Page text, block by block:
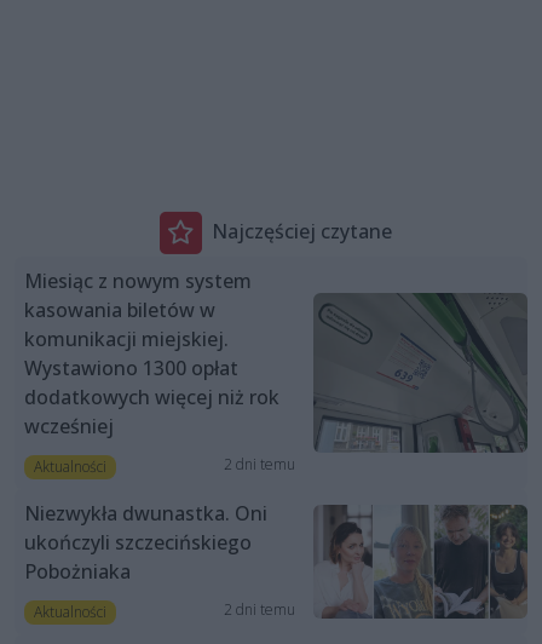
Najczęściej czytane
Miesiąc z nowym system
kasowania biletów w
komunikacji miejskiej.
Wystawiono 1300 opłat
dodatkowych więcej niż rok
wcześniej
Aktualności 2 dni temu
Niezwykła dwunastka. Oni
ukończyli szczecińskiego
Pobożniaka
Aktualności 2 dni temu